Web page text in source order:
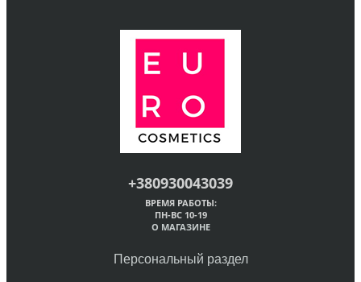
+380930043039
ВРЕМЯ РАБОТЫ:
ПН-ВС 10-19
О МАГАЗИНЕ
Персональный раздел